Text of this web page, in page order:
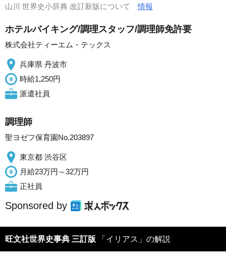
山川 世界史小辞典 改訂新版について情報
ホテルバイキング/調理スタッフ/調理師免許要
株式会社ティーエム・テックス
兵庫県 丹波市
時給1,250円
派遣社員
調理師
聖ヨゼフ保育園No.203897
東京都 渋谷区
月給23万円～32万円
正社員
Sponsored by
旺文社世界史事典 三訂版 「イリアス」の解説